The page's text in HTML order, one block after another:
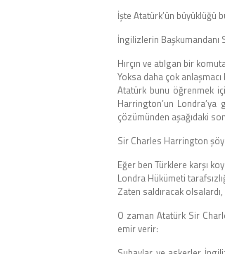
İşte Atatürk’ün büyüklüğü
İngilizlerin
Hırçın ve atılgan bir
Yoksa daha çok
Atatürk bunu öğrenmek
Harrington’un Londra’ya
çözümünden aşağıdaki
Sir Charles Harrington
Eğer ben Türklere karşı
Londra Hükümeti
Zaten saldıracak
O zaman Atatürk Sir
emir verir: